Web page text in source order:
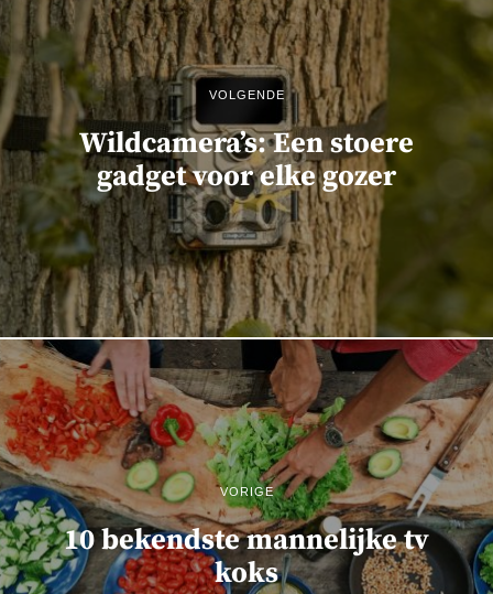
VOLGENDE
Wildcamera’s: Een stoere
gadget voor elke gozer
VORIGE
10 bekendste mannelijke tv
koks